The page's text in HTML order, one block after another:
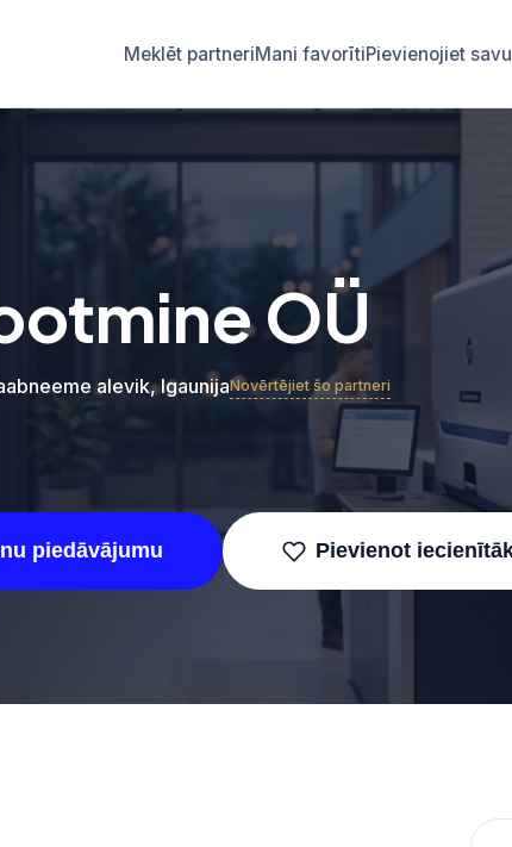
Meklēt partneriMani favorītiPievienojiet
OÜ
alevik, IgaunijaNovērtējiet šo partneri
piedāvājumu Pievienot